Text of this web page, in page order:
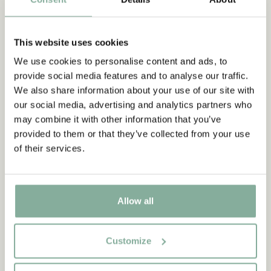
This website uses cookies
We use cookies to personalise content and ads, to
provide social media features and to analyse our traffic.
We also share information about your use of our site with
our social media, advertising and analytics partners who
may combine it with other information that you’ve
provided to them or that they’ve collected from your use
of their services.
Allow all
Customize
aus Kennst du Pippi Langstrumpf?
DIE PIPPI-LANGSTRUMPF-SAMMLUNG
NEU -15%